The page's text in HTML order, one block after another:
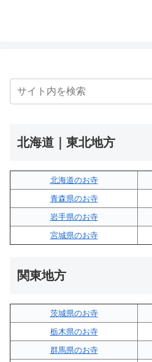
北海道｜東北地方
北海道のお寺
青森県のお寺
岩手県のお寺
宮城県のお寺
関東地方
茨城県のお寺
栃木県のお寺
群馬県のお寺